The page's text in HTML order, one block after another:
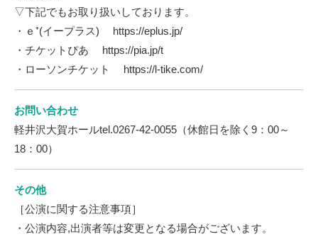
▽下記でもお取り扱いしております。
・ｅ⁺(イープラス) https://eplus.jp/
・チケットぴあ https://pia.jp/t
・ローソンチケット https://l-tike.com/
お問い合わせ
軽井沢大賀ホールtel.0267-42-0055（休館日を除く9：00～
18：00）
その他
［公演に関する注意事項］
・公演内容,出演者等は変更となる場合がございます。